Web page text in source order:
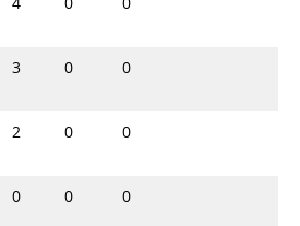
3 0 0
2 0 0
0 0 0